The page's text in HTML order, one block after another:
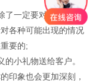
一定要对报价和产
各种可能出现的情况
要的;
小礼物送给客户。
印象也会更加深刻，